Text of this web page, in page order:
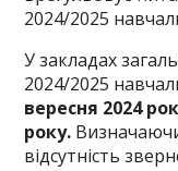
2024/2025
У закладах
2024/2025
вересня 2024
року.
відсутність